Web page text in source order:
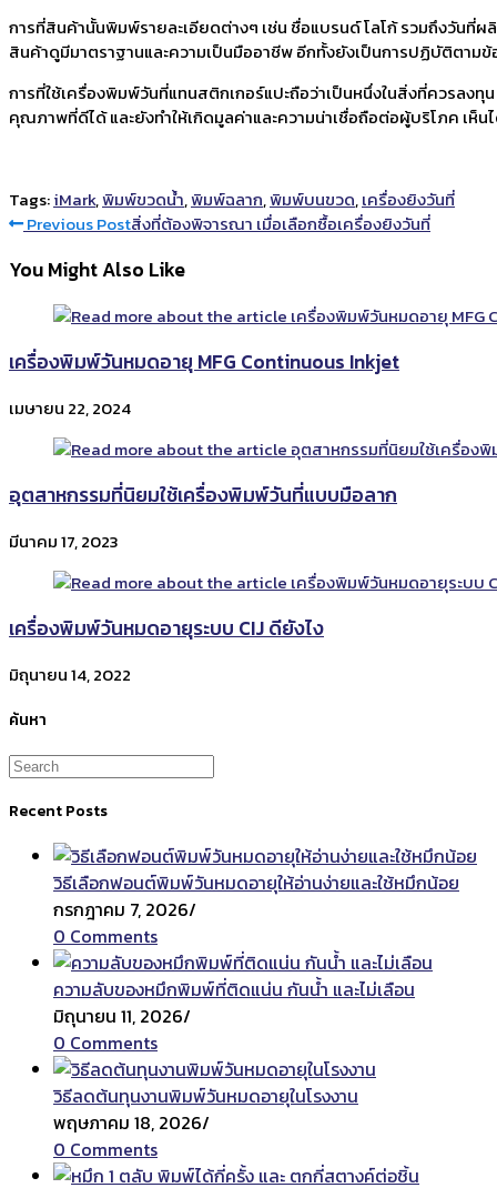
การที่สินค้านั้นพิมพ์รายละเอียดต่างๆ เช่น ชื่อแบรนด์ โลโก้ รวมถึงวัน
สินค้าดูมีมาตราฐานและความเป็นมืออาชีพ อีกทั้งยังเป็นการปฏิบัติตาม
การที่ใช้เครื่องพิมพ์วันที่แทนสติกเกอร์แปะถือว่าเป็นหนึ่งในสิ่งที่ควรลง
คุณภาพที่ดีได้ และยังทำให้เกิดมูลค่าและความน่าเชื่อถือต่อผู้บริโภค เห็
Tags:iMark,พิมพ์ขวดน้ำ,พิมพ์ฉลาก,พิมพ์บนขวด,เครื่องยิงวันที่
Read
more
articles
Previous Postสิ่งที่ต้องพิจารณา เมื่อเลือกซื้อเครื่องยิงวันที่
You Might Also Like
เครื่องพิมพ์วันหมดอายุ MFG Continuous Inkjet
เมษายน 22, 2024
อุตสาหกรรมที่นิยมใช้เครื่องพิมพ์วันที่แบบมือลาก
มีนาคม 17, 2023
เครื่องพิมพ์วันหมดอายุระบบ CIJ ดียังไง
มิถุนายน 14, 2022
ค้นหา
Recent Posts
วิธีเลือกฟอนต์พิมพ์วันหมดอายุให้อ่านง่ายและใช้หมึกน้อย
กรกฎาคม 7, 2026/
0 Comments
ความลับของหมึกพิมพ์ที่ติดแน่น กันน้ำ และไม่เลือน
มิถุนายน 11, 2026/
0 Comments
วิธีลดต้นทุนงานพิมพ์วันหมดอายุในโรงงาน
พฤษภาคม 18, 2026/
0 Comments